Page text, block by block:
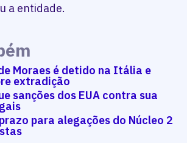
a entidade.
Moraes é detido na Itália e
extradição
sanções dos EUA contra sua
para alegações do Núcleo 2